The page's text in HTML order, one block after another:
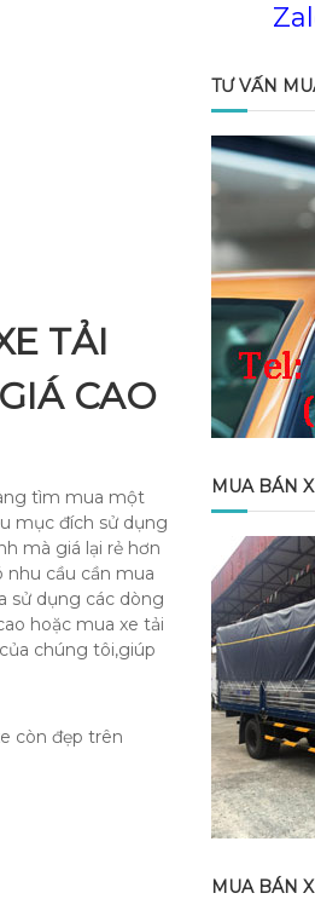
TẢI
CAO
tìm mua một
mục đích sử dụng
mà giá lại rẻ hơn
nhu cầu cần mua
sử dụng các dòng
hoặc mua xe tải
chúng tôi,giúp
còn đẹp trên
TƯ VẤN
MUA BÁN
MUA BÁN